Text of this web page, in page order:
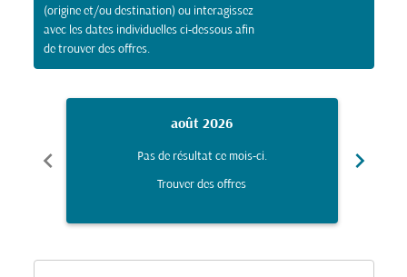
(origine et/ou destination) ou interagissez
avec les dates individuelles ci-dessous afin
de trouver des offres.
chevron_left
août 2026
Pas de résultat ce mois-ci.
Trouver des offres
chevron_right